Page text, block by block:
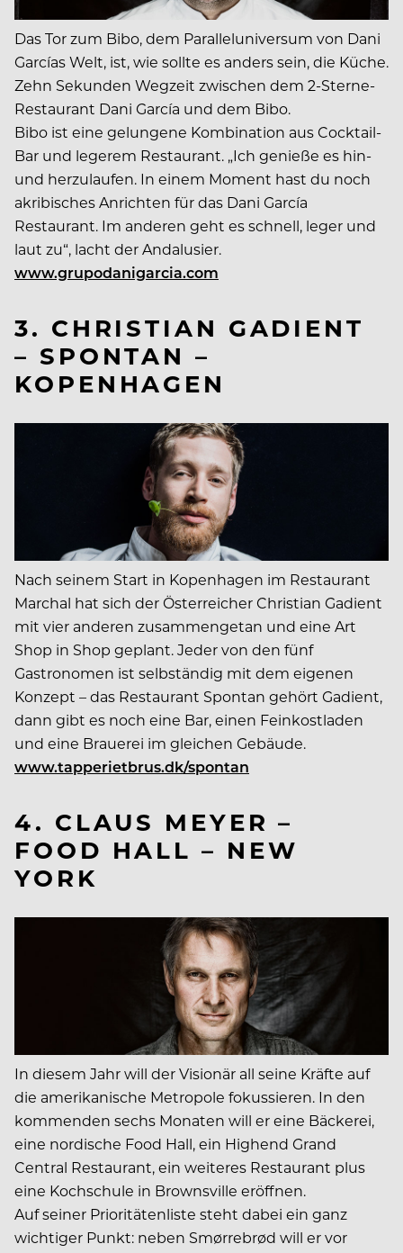
Das Tor zum Bibo, dem Paralleluniversum von Dani
Garcías Welt, ist, wie sollte es anders sein, die Küche.
Zehn Sekunden Wegzeit zwischen dem 2-Sterne-
Restaurant Dani García und dem Bibo.
Bibo ist eine gelungene Kombination aus Cocktail-
Bar und legerem Restaurant. „Ich genieße es hin-
und herzulaufen. In einem Moment hast du noch
akribisches Anrichten für das Dani García
Restaurant. Im anderen geht es schnell, leger und
laut zu“, lacht der Andalusier.
www.grupodanigarcia.com
3. CHRISTIAN GADIENT
– SPONTAN –
KOPENHAGEN
Nach seinem Start in Kopenhagen im Restaurant
Marchal hat sich der Österreicher Christian Gadient
mit vier anderen zusammengetan und eine Art
Shop in Shop geplant. Jeder von den fünf
Gastronomen ist selbständig mit dem eigenen
Konzept – das Restaurant Spontan gehört Gadient,
dann gibt es noch eine Bar, einen Feinkostladen
und eine Brauerei im gleichen Gebäude.
www.tapperietbrus.dk/spontan
4. CLAUS MEYER –
FOOD HALL – NEW
YORK
In diesem Jahr will der Visionär all seine Kräfte auf
die amerikanische Metropole fokussieren. In den
kommenden sechs Monaten will er eine Bäckerei,
eine nordische Food Hall, ein Highend Grand
Central Restaurant, ein weiteres Restaurant plus
eine Kochschule in Brownsville eröffnen.
Auf seiner Prioritätenliste steht dabei ein ganz
wichtiger Punkt: neben Smørrebrød will er vor